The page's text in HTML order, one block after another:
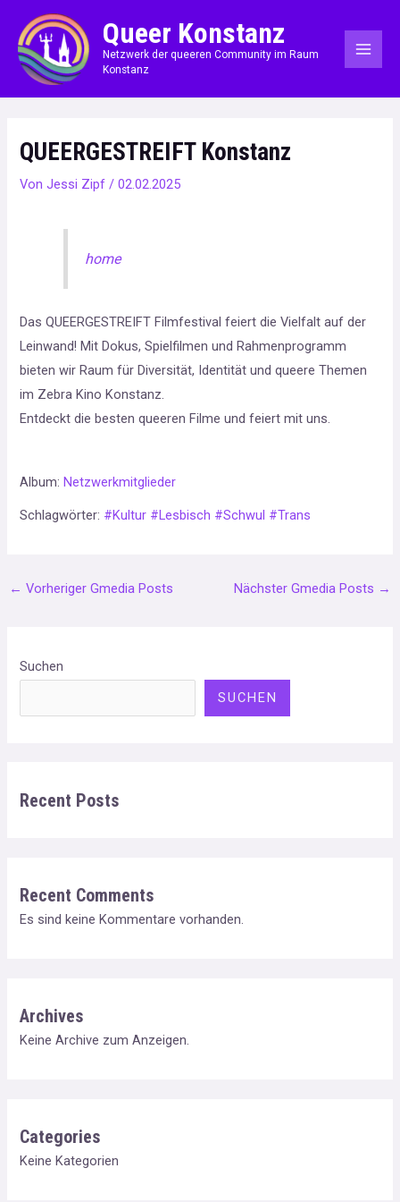
Inhalt
springen
Queer Konstanz
Netzwerk der queeren Community im Raum
Konstanz
QUEERGESTREIFT Konstanz
VonJessi Zipf/02.02.2025
home
Das QUEERGESTREIFT Filmfestival feiert die Vielfalt auf der
Leinwand! Mit Dokus, Spielfilmen und Rahmenprogramm
bieten wir Raum für Diversität, Identität und queere Themen
im Zebra Kino Konstanz.
Entdeckt die besten queeren Filme und feiert mit uns.
Album: Netzwerkmitglieder
Schlagwörter: #Kultur #Lesbisch #Schwul #Trans
← Vorheriger Gmedia Posts Nächster Gmedia Posts →
Suchen
SUCHEN
Recent Posts
Recent Comments
Es sind keine Kommentare vorhanden.
Archives
Keine Archive zum Anzeigen.
Categories
Keine Kategorien